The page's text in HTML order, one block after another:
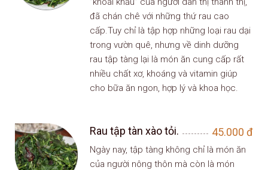
đã chán chê với những thứ rau cao
cấp.Tuy chỉ là tập hợp những loại rau dại
trong vườn quê, nhưng về dinh dưỡng
rau tập tàng lại là món ăn cung cấp rất
nhiều chất xơ, khoáng và vitamin giúp
cho bữa ăn ngon, hợp lý và khoa học.
45.000 đ
Rau tập tàn xào tỏi.
Ngày nay, tập tàng không chỉ là món ăn
của người nông thôn mà còn là món